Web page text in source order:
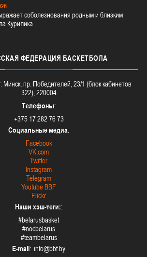
соболезнования родным и близким
Курилика
ФЕДЕРАЦИЯ БАСКЕТБОЛА
Минск, пр. Победителей, 23/1 (блок кабинетов
322), 220004
Телефоны:
+375 17 282 76 73
Социальные медиа:
Facebook
VK.com
Twitter
Instagram
Telegram
Youtube BBF
Flickr
Наши хэш-теги::
#belarusbasket
#nocbelarus
#teambelarus
E-mail: